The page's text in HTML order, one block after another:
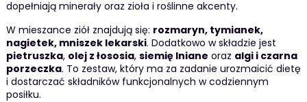
dopełniają minerały oraz zioła i roślinne akcenty.
W mieszance ziół znajdują się: rozmaryn, tymianek,
nagietek, mniszek lekarski. Dodatkowo w składzie jest
pietruszka, olej z łososia, siemię lniane oraz algi i czarna
porzeczka. To zestaw, który ma za zadanie urozmaicić dietę
i dostarczać składników funkcjonalnych w codziennym
posiłku.